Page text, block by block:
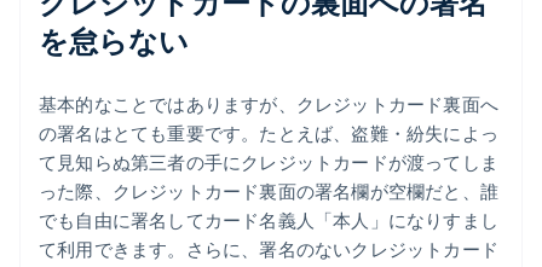
を怠らない
基本的なことではありますが、クレジットカード裏面へ
の署名はとても重要です。たとえば、盗難・紛失によっ
て見知らぬ第三者の手にクレジットカードが渡ってしま
った際、クレジットカード裏面の署名欄が空欄だと、誰
でも自由に署名してカード名義人「本人」になりすまし
て利用できます。さらに、署名のないクレジットカード